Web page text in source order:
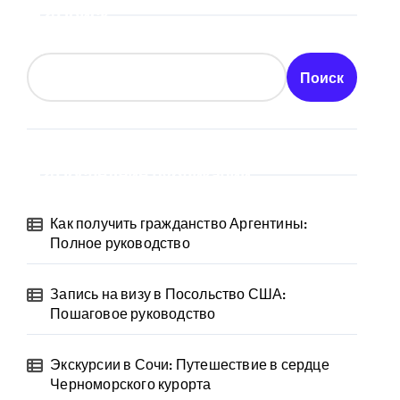
Поиск
Как получить гражданство Аргентины:
Полное руководство
Запись на визу в Посольство США:
Пошаговое руководство
Экскурсии в Сочи: Путешествие в сердце
Черноморского курорта